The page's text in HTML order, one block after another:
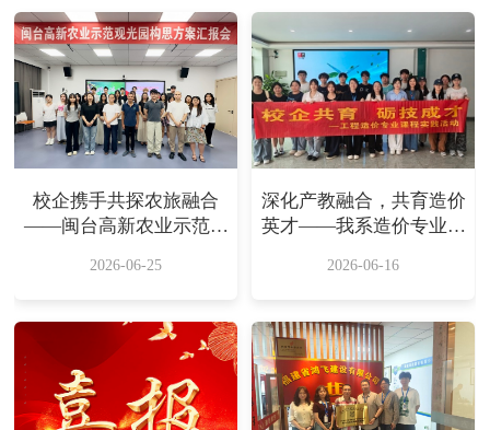
校企携手共探农旅融合
——闽台高新农业示范观
2026-06-25
深化产教融合，共育造价
英才——我系造价专业赴
开展校外实践活动
2026-06-16